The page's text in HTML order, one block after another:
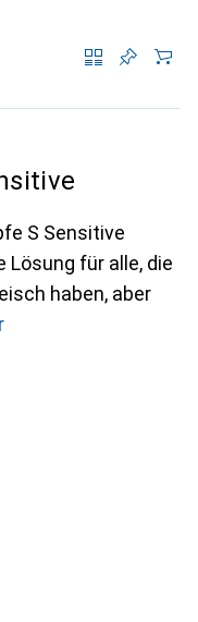
S Sensitive
Lösung für alle, die
haben, aber